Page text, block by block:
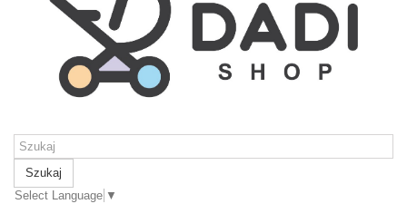
Szukaj
Select Language ▼